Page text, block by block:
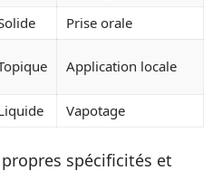
Prise orale
Application locale
Vapotage
spécificités et